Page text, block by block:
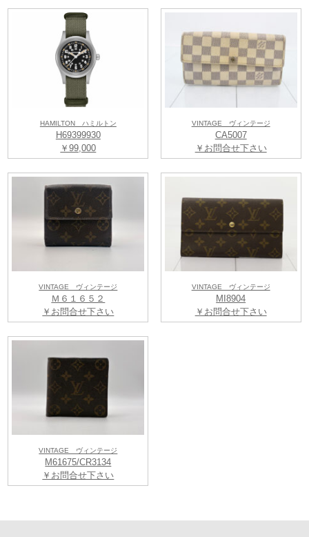
HAMILTON ハミルトン
H69399930
￥99,000
VINTAGE ヴィンテージ
CA5007
￥お問合せ下さい
VINTAGE ヴィンテージ
Ｍ６１６５２
￥お問合せ下さい
VINTAGE ヴィンテージ
MI8904
￥お問合せ下さい
VINTAGE ヴィンテージ
M61675/CR3134
￥お問合せ下さい